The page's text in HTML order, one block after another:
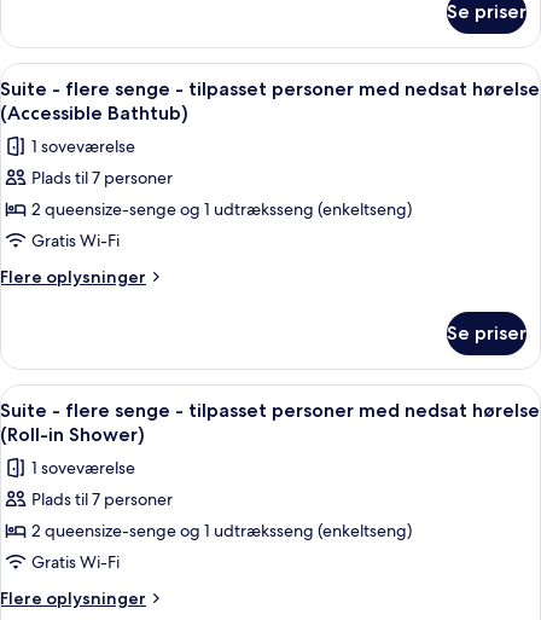
tilpasset
personer
med
nedsat
hørelse
-
flere
senge
-
tilpasset
personer
med
hørelse
Se priser
Indlæs
alle
billeder
af
Suite
-
flere
senge
personer
med
nedsat
hørelse
(Accessible
Bathtub)
Et hotelværelse med skrivebord,
7
Suite - flere senge - tilpasset personer med nedsat hørelse
(Accessible Bathtub)
1 soveværelse
Plads til 7 personer
2 queensize-senge og 1 udtræksseng (enkeltseng)
Gratis Wi-Fi
Flere oplysninger
Flere
-
flere
senge
-
tilpasset
personer
med
hørelse
(Accessible
Se priser
Indlæs
alle
billeder
af
Suite
-
flere
senge
Et hotelværelse med skrivebord,
7
Suite - flere senge - tilpasset personer med nedsat hørelse
(Roll-in Shower)
1 soveværelse
Plads til 7 personer
2 queensize-senge og 1 udtræksseng (enkeltseng)
Gratis Wi-Fi
Flere oplysninger
Flere